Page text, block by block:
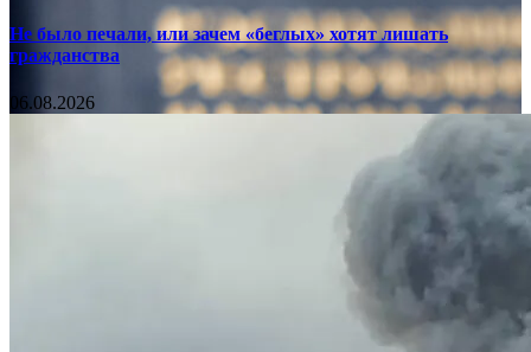
Не было печали, или зачем «беглых» хотят лишать
гражданства
06.08.2026